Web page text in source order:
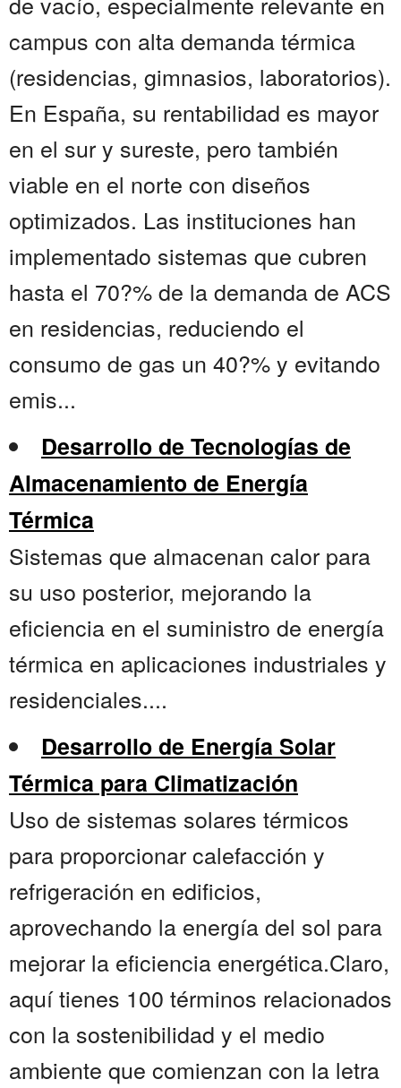
campus con alta demanda térmica
(residencias, gimnasios, laboratorios).
En España, su rentabilidad es mayor
en el sur y sureste, pero también
viable en el norte con diseños
optimizados. Las instituciones han
implementado sistemas que cubren
hasta el 70?% de la demanda de ACS
en residencias, reduciendo el
consumo de gas un 40?% y evitando
emis...
Desarrollo de Tecnologías de
Almacenamiento de Energía
Térmica
Sistemas que almacenan calor para
su uso posterior, mejorando la
eficiencia en el suministro de energía
térmica en aplicaciones industriales y
residenciales....
Desarrollo de Energía Solar
Térmica para Climatización
Uso de sistemas solares térmicos
para proporcionar calefacción y
refrigeración en edificios,
aprovechando la energía del sol para
mejorar la eficiencia energética.Claro,
aquí tienes 100 términos relacionados
con la sostenibilidad y el medio
ambiente que comienzan con la letra